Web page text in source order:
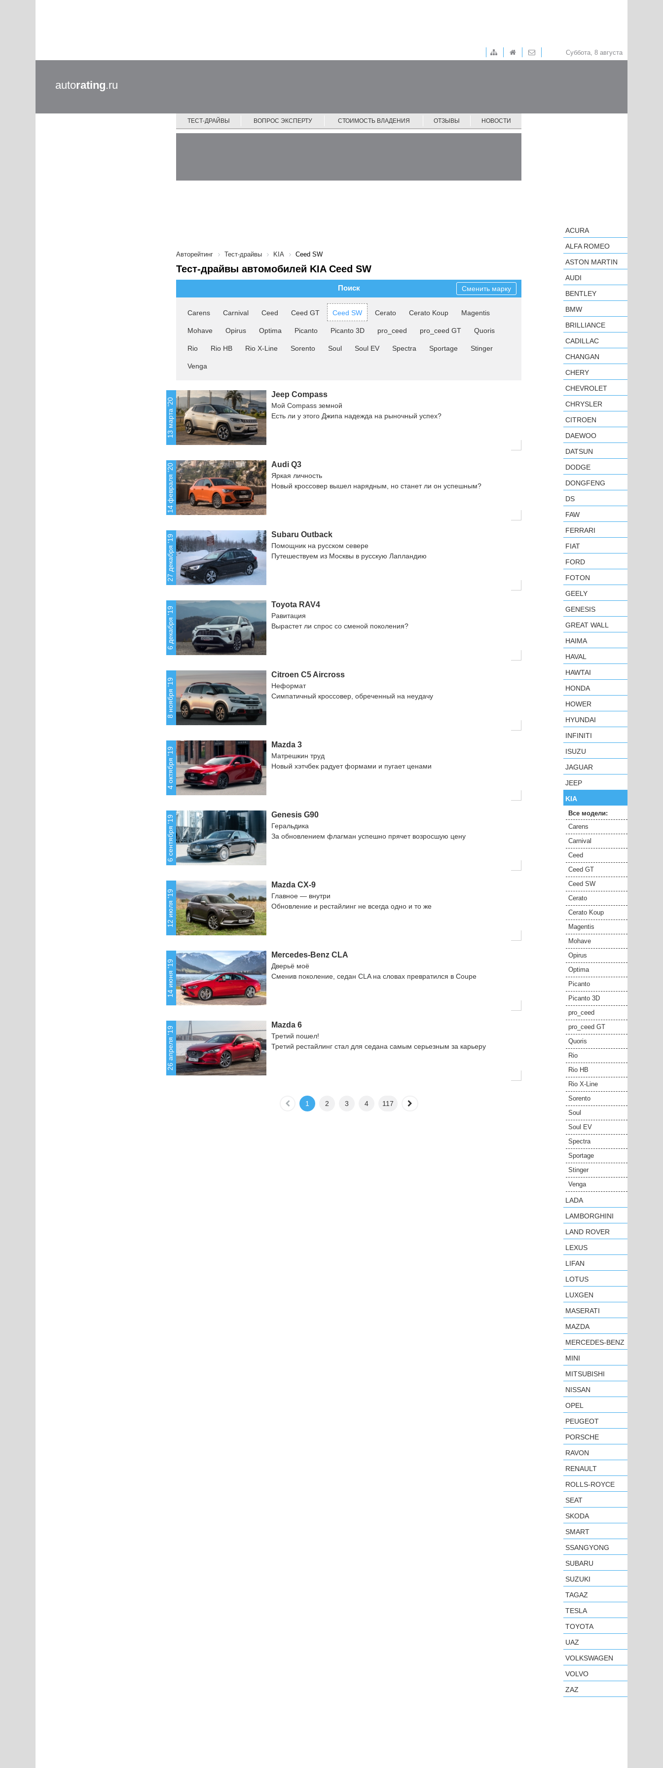
Суббота, 8 августа
autorating.ru
ТЕСТ-ДРАЙВЫ ВОПРОС ЭКСПЕРТУ СТОИМОСТЬ ВЛАДЕНИЯ ОТЗЫВЫ НОВОСТИ
Авторейтинг Тест-драйвы KIA Ceed SW
Тест-драйвы автомобилей KIA Ceed SW
Поиск Сменить марку
Carens Carnival Ceed Ceed GT Ceed SW Cerato Cerato Koup Magentis
Mohave Opirus Optima Picanto Picanto 3D pro_ceed pro_ceed GT Quoris
Rio Rio HB Rio X-Line Sorento Soul Soul EV Spectra Sportage Stinger
Venga
13 марта '20
Jeep Compass
Мой Compass земной
Есть ли у этого Джипа надежда на рыночный успех?
14 февраля '20 Audi Q3
Яркая личность
Новый кроссовер вышел нарядным, но станет ли он успешным?
27 декабря '19 Subaru Outback
Помощник на русском севере
Путешествуем из Москвы в русскую Лапландию
6 декабря '19
Toyota RAV4
Равитация
Вырастет ли спрос со сменой поколения?
8 ноября '19
Citroen C5 Aircross
Неформат
Симпатичный кроссовер, обреченный на неудачу
4 октября '19
Mazda 3
Матрешкин труд
Новый хэтчбек радует формами и пугает ценами
6 сентября '19 Genesis G90
Геральдика
За обновлением флагман успешно прячет возросшую цену
12 июля '19
Mazda CX-9
Главное — внутри
Обновление и рестайлинг не всегда одно и то же
14 июня '19
Mercedes-Benz CLA
Дверьё моё
Сменив поколение, седан CLA на словах превратился в Coupe
26 апреля '19
Mazda 6
Третий пошел!
Третий рестайлинг стал для седана самым серьезным за карьеру
1 2 3 4 117
ACURA
ALFA ROMEO
ASTON MARTIN
AUDI
BENTLEY
BMW
BRILLIANCE
CADILLAC
CHANGAN
CHERY
CHEVROLET
CHRYSLER
CITROEN
DAEWOO
DATSUN
DODGE
DONGFENG
DS
FAW
FERRARI
FIAT
FORD
FOTON
GEELY
GENESIS
GREAT WALL
HAIMA
HAVAL
HAWTAI
HONDA
HOWER
HYUNDAI
INFINITI
ISUZU
JAGUAR
JEEP
KIA
Все модели:
Carens
Carnival
Ceed
Ceed GT
Ceed SW
Cerato
Cerato Koup
Magentis
Mohave
Opirus
Optima
Picanto
Picanto 3D
pro_ceed
pro_ceed GT
Quoris
Rio
Rio HB
Rio X-Line
Sorento
Soul
Soul EV
Spectra
Sportage
Stinger
Venga
LADA
LAMBORGHINI
LAND ROVER
LEXUS
LIFAN
LOTUS
LUXGEN
MASERATI
MAZDA
MERCEDES-BENZ
MINI
MITSUBISHI
NISSAN
OPEL
PEUGEOT
PORSCHE
RAVON
RENAULT
ROLLS-ROYCE
SEAT
SKODA
SMART
SSANGYONG
SUBARU
SUZUKI
TAGAZ
TESLA
TOYOTA
UAZ
VOLKSWAGEN
VOLVO
ZAZ